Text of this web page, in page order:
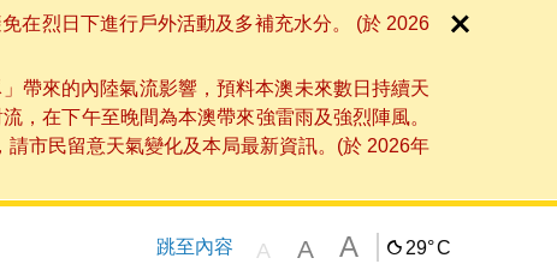
在烈日下進行戶外活動及多補充水分。 (於 2026
帶來的內陸氣流影響，預料本澳未來數日持續天
，在下午至晚間為本澳帶來強雷雨及強烈陣風。
市民留意天氣變化及本局最新資訊。(於 2026年
跳至內容 A A A 29°C